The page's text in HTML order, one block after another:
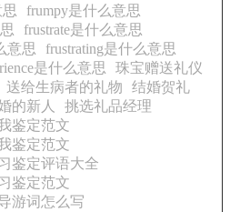
frumpy是什么意思
frustrate是什么意思
意思
frustrating是什么意思
是什么意思
珠宝赠送礼仪
送给生病者的礼物
结婚贺礼
的新人
挑选礼品经理
鉴定范文
鉴定范文
鉴定评语大全
鉴定范文
游词怎么写